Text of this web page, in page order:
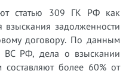
статью 309 ГК РФ как
взыскания задолженности
договору. По данным
ВС РФ, дела о взыскании
более 60% от